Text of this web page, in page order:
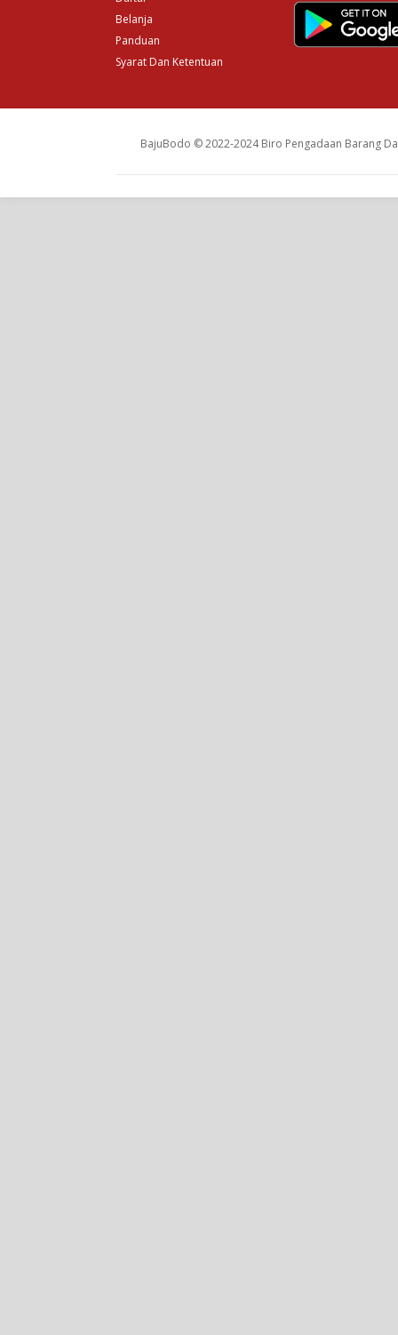
Belanja
Panduan
Syarat Dan Ketentuan
BajuBodo © 2022-2024 Biro Pengadaan Barang